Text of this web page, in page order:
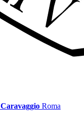
Caravaggio Roma